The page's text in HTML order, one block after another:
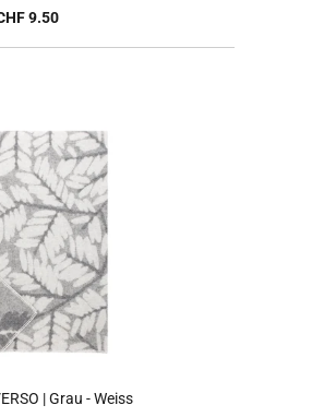
9.50
| Grau - Weiss